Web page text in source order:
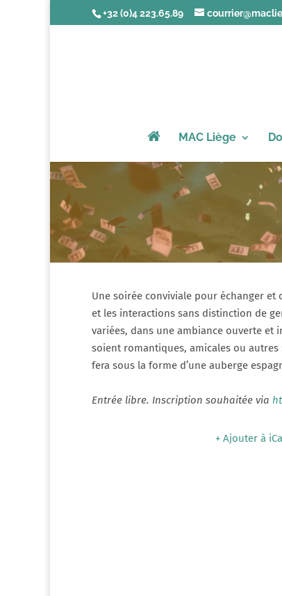
+32 (0)4 223.65.89
MAC Liège
Une soirée conviviale pour échanger et
et les interactions sans distinction de
variées, dans une ambiance ouverte et
soient romantiques, amicales ou
fera sous la forme d’une auberge
Entrée libre. Inscription souhaitée via
+ Ajouter à